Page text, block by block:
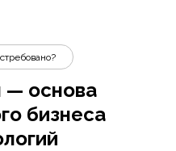
— основа
бизнеса